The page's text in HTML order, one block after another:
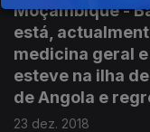
Moçambique -
está,
medicina geral
esteve na ilha
de Angola e
23 dez. 2018